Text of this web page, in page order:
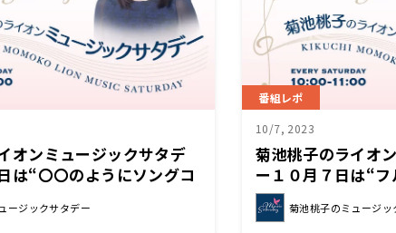
オンミュージックサタデ
は“〇〇のようにソングコ
た！
ージックサタデー
番組レポ
10/7, 2023
菊池桃子のライオ
ー１０月７日は“
ョン”をお送りしま
菊池桃子のミュージッ